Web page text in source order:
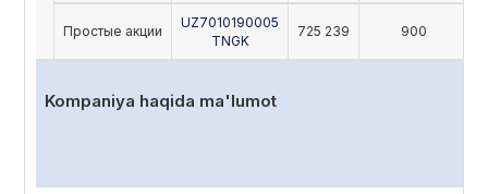
Простые акции
UZ7010190005
TNGK
725 239 900
Kompaniya haqida ma'lumot